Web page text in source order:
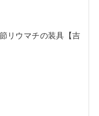
ウマチの装具【吉